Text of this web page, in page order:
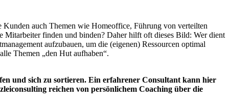
Kunden auch Themen wie Homeoffice, Führung von verteilten
Mitarbeiter finden und binden? Daher hilft oft dieses Bild: Wer dient
aufzubauen, um die (eigenen) Ressourcen optimal
Themen „den Hut aufhaben“.
und sich zu sortieren. Ein erfahrener Consultant kann hier
reichen von persönlichem Coaching über die